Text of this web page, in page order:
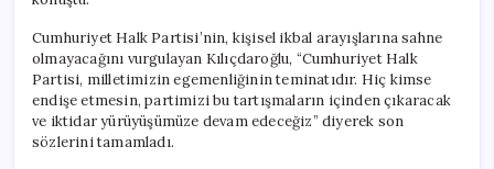
Cumhuriyet Halk Partisi’nin, kişisel ikbal arayışlarına sahne
olmayacağını vurgulayan Kılıçdaroğlu, “Cumhuriyet Halk
Partisi, milletimizin egemenliğinin teminatıdır. Hiç kimse
endişe etmesin, partimizi bu tartışmaların içinden çıkaracak
ve iktidar yürüyüşümüze devam edeceğiz” diyerek son
sözlerini tamamladı.